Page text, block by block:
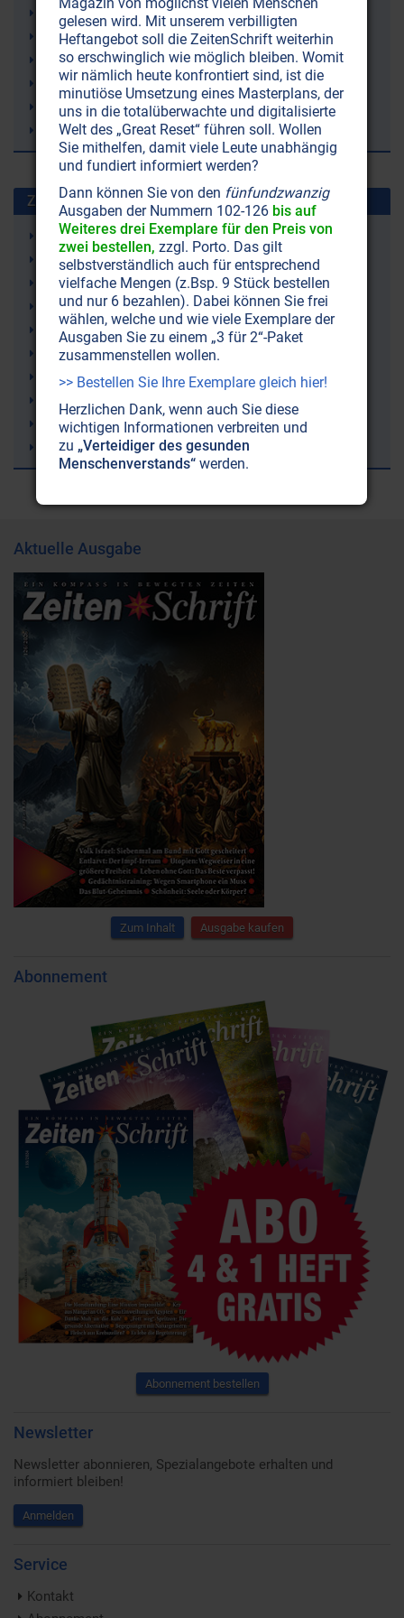
Gott
Gesellschaft
Erziehung
Beziehung
Bewusstsein
Psychologie
Zuletzt gesuchte Stichworte
Wasserkreislauf
Selbstliebe (-annahme)
Bluthochdruck
Strahlenschutz
Just Nuisance (ein Hund)
Leukämie
9/11 (11. September 2001)
Erde
Atomenergie
Sergej N. Lazarev
Aktuelle Ausgabe
Zum Inhalt Ausgabe kaufen
Abonnement
Abonnement bestellen
Newsletter
Newsletter abonnieren, Spezialangebote erhalten und
informiert bleiben!
Anmelden
Service
Kontakt
gelesen wird. Mit unserem verbilligten
Heftangebot soll die ZeitenSchrift weiterhin
so erschwinglich wie möglich bleiben. Womit
wir nämlich heute konfrontiert sind, ist die
minutiöse Umsetzung eines Masterplans, der
uns in die totalüberwachte und digitalisierte
Welt des „Great Reset“ führen soll. Wollen
Sie mithelfen, damit viele Leute unabhängig
und fundiert informiert werden?
Dann können Sie von den fünfundzwanzig
Ausgaben der Nummern 102-126 bis auf
Weiteres drei Exemplare für den Preis von
zwei bestellen, zzgl. Porto. Das gilt
selbstverständlich auch für entsprechend
vielfache Mengen (z.Bsp. 9 Stück bestellen
und nur 6 bezahlen). Dabei können Sie frei
wählen, welche und wie viele Exemplare der
Ausgaben Sie zu einem „3 für 2“-Paket
zusammenstellen wollen.
>> Bestellen Sie Ihre Exemplare gleich hier!
Herzlichen Dank, wenn auch Sie diese
wichtigen Informationen verbreiten und
zu „Verteidiger des gesunden
Menschenverstands“ werden.